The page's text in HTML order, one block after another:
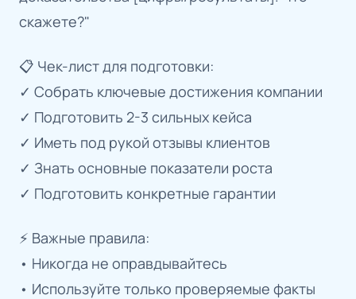
скажете?"
📋 Чек-лист для подготовки:
✓ Собрать ключевые достижения компании
✓ Подготовить 2-3 сильных кейса
✓ Иметь под рукой отзывы клиентов
✓ Знать основные показатели роста
✓ Подготовить конкретные гарантии
⚡️ Важные правила:
• Никогда не оправдывайтесь
• Используйте только проверяемые факты